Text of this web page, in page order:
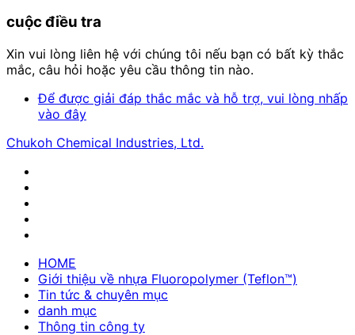
cuộc điều tra
Xin vui lòng liên hệ với chúng tôi nếu bạn có bất kỳ thắc
mắc, câu hỏi hoặc yêu cầu thông tin nào.
Để được giải đáp thắc mắc và hỗ trợ, vui lòng nhấp
vào đây
Chukoh Chemical Industries, Ltd.
HOME
Giới thiệu về nhựa Fluoropolymer (Teflon™)
Tin tức & chuyên mục
danh mục
Thông tin công ty